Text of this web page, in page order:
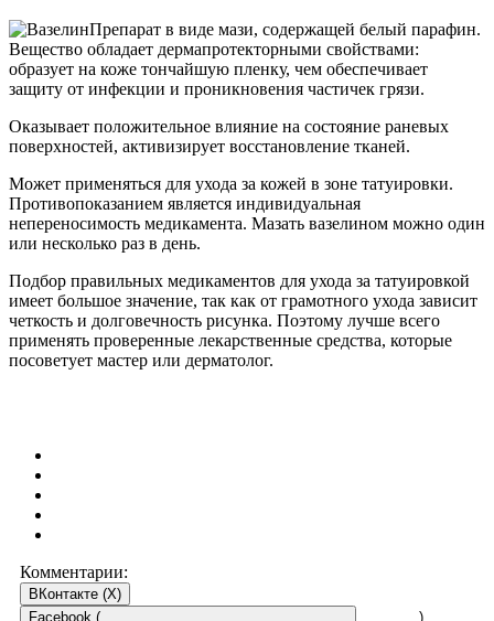
Препарат в виде мази, содержащей белый парафин.
Вещество обладает дермапротекторными свойствами:
образует на коже тончайшую пленку, чем обеспечивает
защиту от инфекции и проникновения частичек грязи.
Оказывает положительное влияние на состояние раневых
поверхностей, активизирует восстановление тканей.
Может применяться для ухода за кожей в зоне татуировки.
Противопоказанием является индивидуальная
непереносимость медикамента. Мазать вазелином можно один
или несколько раз в день.
Подбор правильных медикаментов для ухода за татуировкой
имеет большое значение, так как от грамотного ухода зависит
четкость и долговечность рисунка. Поэтому лучше всего
применять проверенные лекарственные средства, которые
посоветует мастер или дерматолог.
Комментарии:
ВКонтакте (X)
Facebook (
)